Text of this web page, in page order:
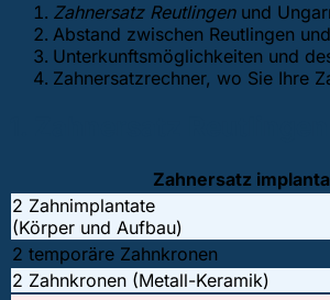
Zahnersatz Reutlingenund
Abstand zwischen Reutlingen
Unterkunftsmöglichkeiten und
Zahnersatzrechner, wo Sie Ihre
Zahnersatz
2 Zahnimplantate
(Körper und Aufbau)
2 temporäre Zahnkronen
2 Zahnkronen (Metall-Keramik)